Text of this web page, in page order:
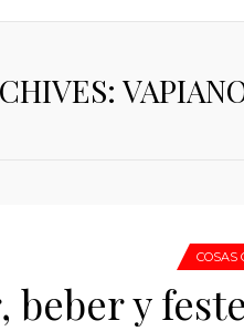
COSAS
beber y